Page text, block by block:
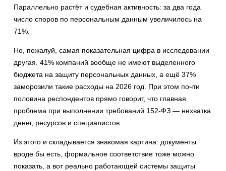
Параллельно растёт и судебная активность: за два года
число споров по персональным данным увеличилось на
71%.
Но, пожалуй, самая показательная цифра в исследовании
другая. 41% компаний вообще не имеют выделенного
бюджета на защиту персональных данных, а ещё 37%
заморозили такие расходы на 2026 год. При этом почти
половина респондентов прямо говорит, что главная
проблема при выполнении требований 152-ФЗ — нехватка
денег, ресурсов и специалистов.
Из этого и складывается знакомая картина: документы
вроде бы есть, формальное соответствие тоже можно
показать, а вот реально работающей системы защиты